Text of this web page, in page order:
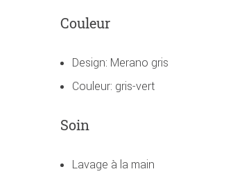
Couleur
Design: Merano gris
Couleur: gris-vert
Soin
Lavage à la main